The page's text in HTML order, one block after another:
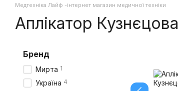
Медтехніка Лайф -інтернет магазин медичної техніки
Аплікатор Кузнєцова
Бренд
Мирта 1
Україна 4